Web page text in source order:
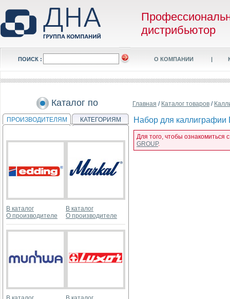
дистрибьютор
ПОИСК : О КОМПАНИИ |
Каталог по
ПРОИЗВОДИТЕЛЯМ КАТЕГОРИЯМ
В каталог
О производителе
В каталог
О производителе
Главная / Каталог товаров /
Набор для каллиграфии
Для того, чтобы ознакомиться
GROUP.